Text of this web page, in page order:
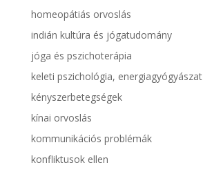
homeopátiás orvoslás
indián kultúra és jógatudomány
jóga és pszichoterápia
keleti pszichológia, energiagyógyászat
kényszerbetegségek
kínai orvoslás
kommunikációs problémák
konfliktusok ellen